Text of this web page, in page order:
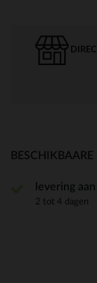
levering
2 tot 4 dagen